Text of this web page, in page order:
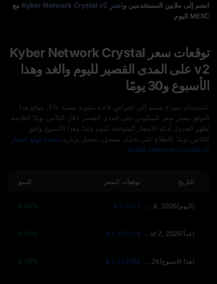
انضم إلى ملايين المستخدمين واشترِ Kyber Network Crystal v2
مع
MEXC اليوم.
توقعات سعر Kyber Network Crystal
v2 على المدى القصير لليوم والغد وهذا
الأسبوع و30 يومًا
باستخدام نموذج يستند إلى افتراض فائدة سنوية بنسبة %5، يتوقع هذا
التوقع مسار سعر البيتكوين على المدى القصير خلال الثلاثين يومًا القادمة.
يُظهر الجدول أدناه الأسعار المتوقعة لليوم وغدًا وهذا الأسبوع وأفق
الثلاثين يومًا. للاطلاع على تحليل مفصل، تفضل بزيارة صفحة توقع أسعار
Kyber Network Crystal v2.
التاريخ توقعات السعر النمو
August 6, 2026(اليوم) $ 0.1023
0.00%
August 7, 2026(غداً) $ 0.102314
0.01%
August 13, 2026(هذا الاسبوع) $ 0.102398
0.10%